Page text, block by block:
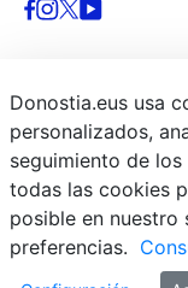
© Donostiako Udala -
Ijentea 1, 20003
Aviso legal
Política de privacidad
Política de cookies
Declaración de
Donostia.eus usa
personalizados,
seguimiento de
todas las cookies
posible en nuestro
preferencias.